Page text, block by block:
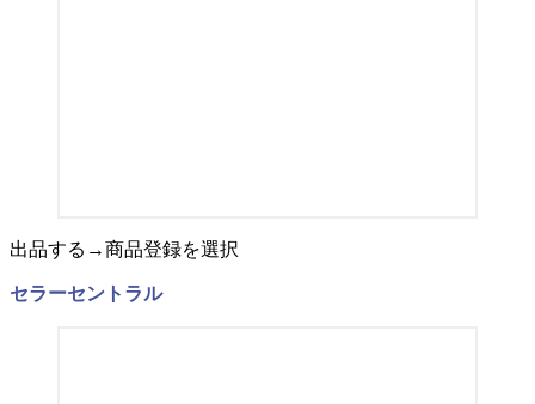
出品する→商品登録を選択
セラーセントラル